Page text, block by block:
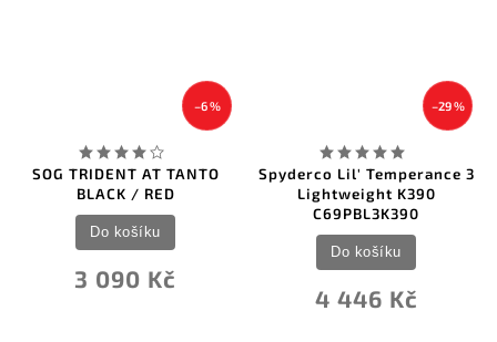
Spyderco Lil' Temperance 3
Lightweight K390
C69PBL3K390
4 446 Kč
Do košíku
Spyderco ClipiTool
C169P
1 369 Kč
Do košíku